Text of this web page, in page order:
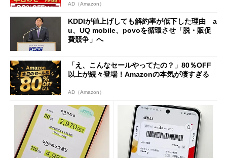
AD（Amazon）
KDDIが値上げしても解約率が低下した理由 a
u、UQ mobile、povoを循環させ「脱・販促
費競争」へ
「え、こんなセールやってたの？」80％OFF
以上が続々登場！Amazonの本気が凄すぎる
AD（Amazon）